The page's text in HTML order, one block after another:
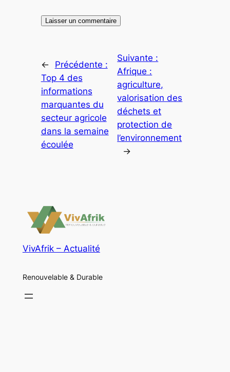
←
Précédente :
Top 4 des
informations
marquantes du
secteur agricole
dans la semaine
écoulée
Suivante :
Afrique :
agriculture,
valorisation des
déchets et
protection de
l’environnement
→
VivAfrik – Actualité
Renouvelable & Durable